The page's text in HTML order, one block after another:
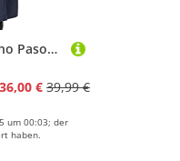
PRO-X elements Poncho Pasofino, Marine, XL/XXL, 3061
36,00 € 39,99 €
um 00:03; der
haben.